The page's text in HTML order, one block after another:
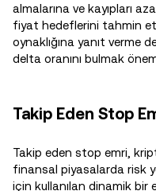
almalarına ve kayıpları
fiyat hedeflerini tahmin
oynaklığına yanıt verme
delta oranını bulmak
Takip Eden Stop
Takip eden stop emri,
finansal piyasalarda risk
için kullanılan dinamik bir